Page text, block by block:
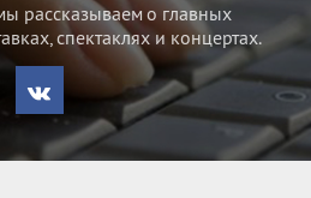
рассказываем о главных
спектаклях и концертах.